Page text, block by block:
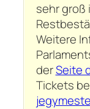
sehr groß
Weitere
derSeite
Tickets